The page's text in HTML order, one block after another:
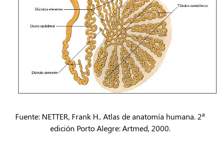
Fuente: NETTER, Frank H.. Atlas de anatomía humana. 2ª
edición Porto Alegre: Artmed, 2000.